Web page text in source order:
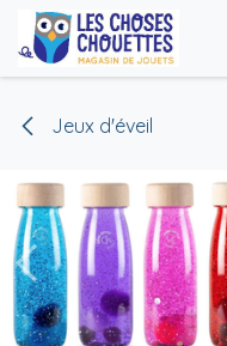
Se rendre au contenu
Jeux d'éveil